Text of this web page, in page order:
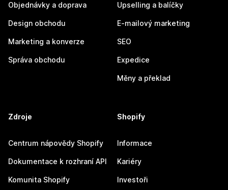
Objednávky a doprava
Design obchodu
Marketing a konverze
Správa obchodu
Upselling a balíčky
E-mailový marketing
SEO
Expedice
Měny a překlad
Zdroje
Centrum nápovědy Shopify
Dokumentace k rozhraní API
Komunita Shopify
Shopify
Informace
Kariéry
Investoři